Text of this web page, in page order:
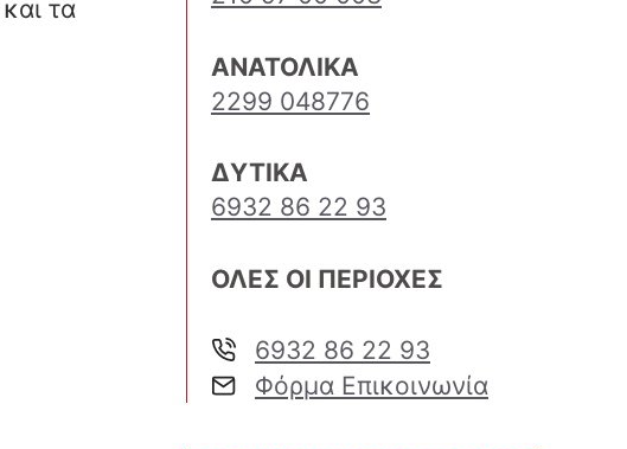
τα
ΑΝΑΤΟΛΙΚΑ
2299 048776
ΔΥΤΙΚΑ
6932 86 22 93
ΟΛΕΣ ΟΙ ΠΕΡΙΟΧΕΣ
6932 86 22 93
Φόρμα Επικοινωνία